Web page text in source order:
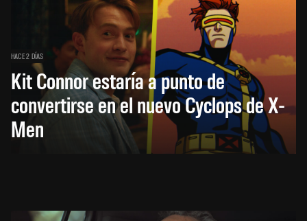
HACE 2 DÍAS
Kit Connor estaría a punto de
convertirse en el nuevo Cyclops de X-
Men